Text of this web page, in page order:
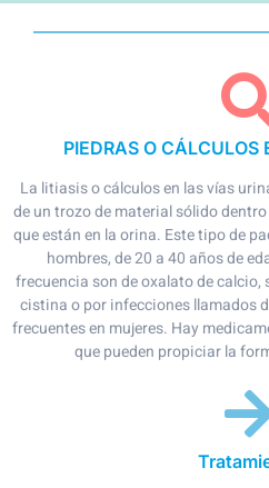
PIEDRAS O CÁLCULOS
La litiasis o cálculos en las vías
de un trozo de material sólido
que están en la orina. Este tipo de
hombres, de 20 a 40 años de
frecuencia son de oxalato de
cistina o por infecciones llamados
frecuentes en mujeres. Hay
que pueden propiciar la